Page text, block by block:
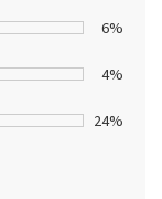
6%
4%
24%